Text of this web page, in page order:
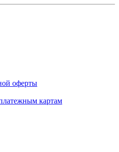
оферты
картам